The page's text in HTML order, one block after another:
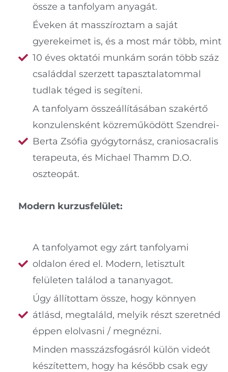
össze a tanfolyam anyagát.
Éveken át masszíroztam a saját
gyerekeimet is, és a most már több, mint
10 éves oktatói munkám során több száz
családdal szerzett tapasztalatommal
tudlak téged is segíteni.
A tanfolyam összeállításában szakértő
konzulensként közreműködött Szendrei-
Berta Zsófia gyógytornász, craniosacralis
terapeuta, és Michael Thamm D.O.
oszteopát.
Modern kurzusfelület:
A tanfolyamot egy zárt tanfolyami
oldalon éred el. Modern, letisztult
felületen találod a tananyagot.
Úgy állítottam össze, hogy könnyen
átlásd, megtaláld, melyik részt szeretnéd
éppen elolvasni / megnézni.
Minden masszázsfogásról külön videót
készítettem, hogy ha később csak egy